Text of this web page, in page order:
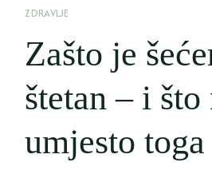
ZDRAVLJE
Zašto je
štetan – i
umjesto toga